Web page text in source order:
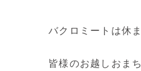
バクロミートは休
皆様のお越しおま